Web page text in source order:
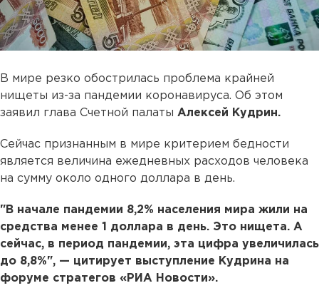
В мире резко обострилась проблема крайней
нищеты из-за пандемии коронавируса. Об этом
заявил глава Счетной палаты Алексей Кудрин.
Сейчас признанным в мире критерием бедности
является величина ежедневных расходов человека
на сумму около одного доллара в день.
"В начале пандемии 8,2% населения мира жили на
средства менее 1 доллара в день. Это нищета. А
сейчас, в период пандемии, эта цифра увеличилась
до 8,8%", — цитирует выступление Кудрина на
форуме стратегов «РИА Новости».